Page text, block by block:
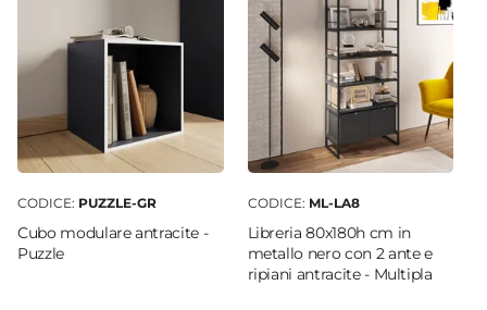
CODICE: PUZZLE-GR
Cubo modulare antracite -
Puzzle
CODICE: ML-LA8
Libreria 80x180h cm in
metallo nero con 2 ante e
ripiani antracite - Multipla